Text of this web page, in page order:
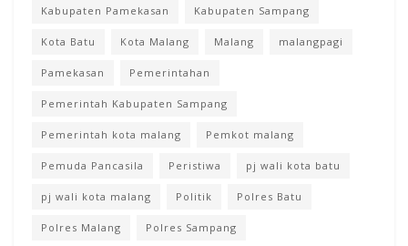
Kabupaten Pamekasan Kabupaten Sampang
Kota Batu Kota Malang Malang malangpagi
Pamekasan Pemerintahan
Pemerintah Kabupaten Sampang
Pemerintah kota malang Pemkot malang
Pemuda Pancasila Peristiwa pj wali kota batu
pj wali kota malang Politik Polres Batu
Polres Malang Polres Sampang